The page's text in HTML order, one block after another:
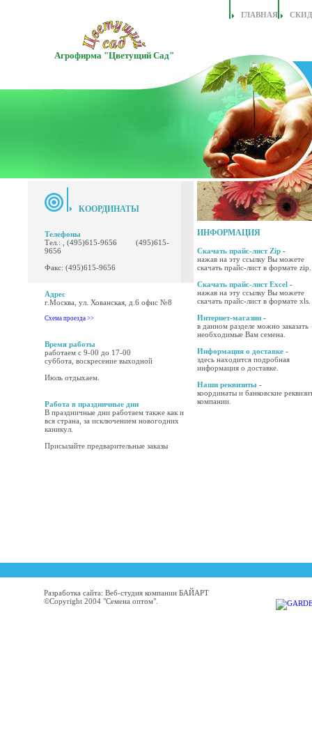
Агрофирма "Цветущий Сад"
ГЛАВНАЯ
КООРДИНАТЫ
Телефоны
Тел.: , (495)615-9656 (495)615-
9656
Факс: (495)615-9656
Адрес
г.Москва, ул. Хованская, д.6 офис №8
Схема проезда >>
Время работы
работаем с 9-00 до 17-00
суббота, воскресение выходной
Июль отдыхаем.
Работа в праздничные дни
В праздничные дни работаем также как и
вся страна, за исключением новогодних
каникул.
Присылайте предварительные заказы
ИНФОРМАЦИЯ
Скачать прайс-лист Zip -
нажав на эту ссылку Вы можете
скачать прайс-лист в формате zip.
Скачать прайс-лист Excel -
нажав на эту ссылку Вы можете
скачать прайс-лист в формате xls.
Интернет-магазин -
в данном разделе можно заказать
необходимые Вам семена.
Информация о доставке -
здесь находится подробная
информация о доставке.
Наши реквизиты -
координаты и банковские
компании.
Разработка сайта: Веб-студия компании БАЙАРТ
©Copyright 2004 "Семена оптом".